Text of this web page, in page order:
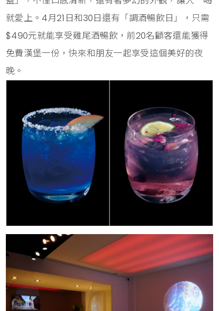
就愛上。4月21日和30日還有「調酒暢飲日」，只需
$490元就能享受雞尾酒暢飲，前20名顧客還能獲得
免費漢堡一份，快來和朋友一起享受這個美好的夜
晚。